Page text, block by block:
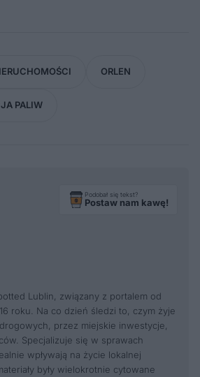
ORLEN
PALIW
Podobał się tekst?
Postaw nam kawę!
Lublin, związany z portalem od
roku. Na co dzień śledzi to, czym żyje
przez miejskie inwestycje,
Specjalizuje się w sprawach
wpływają na życie lokalnej
były wielokrotnie cytowane